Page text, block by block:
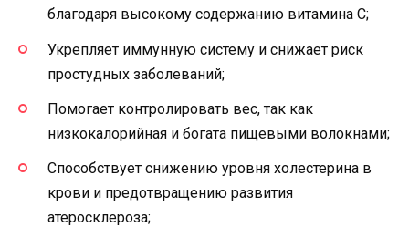
благодаря высокому содержанию витамина С;
Укрепляет иммунную систему и снижает риск
простудных заболеваний;
Помогает контролировать вес, так как
низкокалорийная и богата пищевыми волокнами;
Способствует снижению уровня холестерина в
крови и предотвращению развития
атеросклероза;